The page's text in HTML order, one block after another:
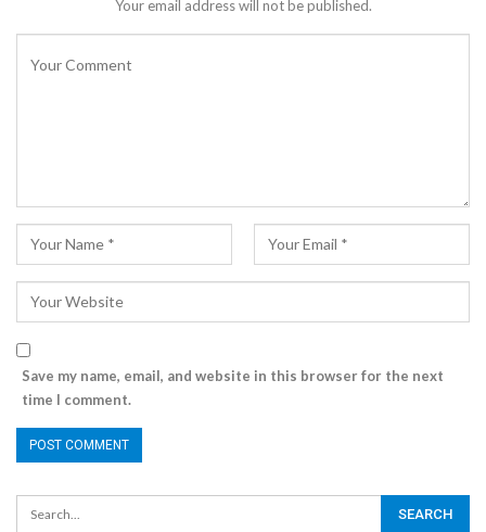
Your email address will not be published.
Save my name, email, and website in this browser for the next
time I comment.